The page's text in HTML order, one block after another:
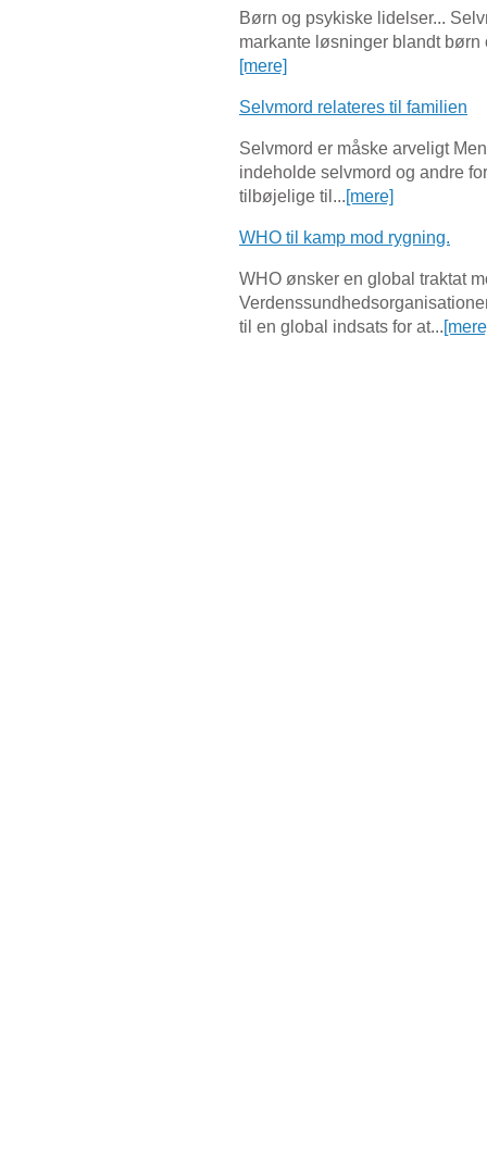
Børn og psykiske lidelser...
markante løsninger blandt børn
[mere]
Selvmord relateres til familien
Selvmord er måske arveligt
indeholde selvmord og andre
tilbøjelige til...[mere]
WHO til kamp mod rygning.
WHO ønsker en global traktat
til en global indsats for at...